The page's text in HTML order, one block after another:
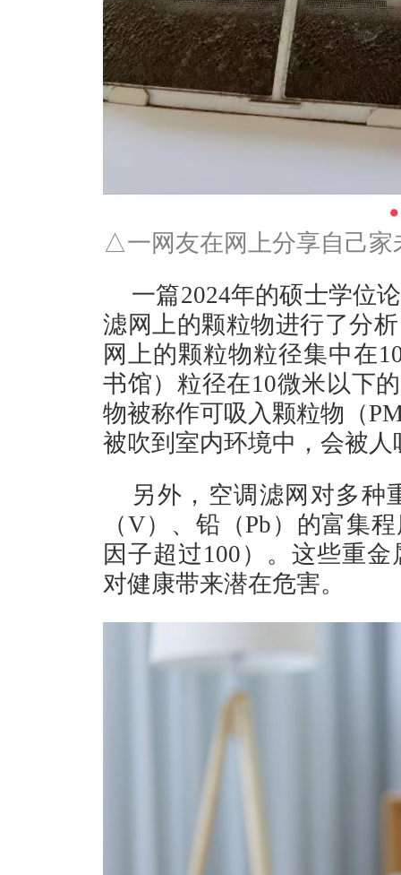
△一网友在网上分享自己家
一篇2024年的硕士学位
滤网上的颗粒物进行了分
网上的颗粒物粒径集中在
书馆）粒径在10微米以下
物被称作可吸入颗粒物（
被吹到室内环境中，会被
另外，空调滤网对多种
（V）、铅（Pb）的富集
因子超过100）。这些重
对健康带来潜在危害。